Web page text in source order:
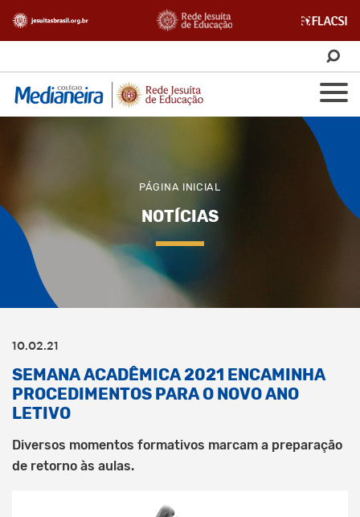
PÁGINA INICIAL
NOTÍCIAS
10.02.21
SEMANA ACADÊMICA 2021 ENCAMINHA
PROCEDIMENTOS PARA O NOVO ANO
LETIVO
Diversos momentos formativos marcam a preparação
de retorno às aulas.